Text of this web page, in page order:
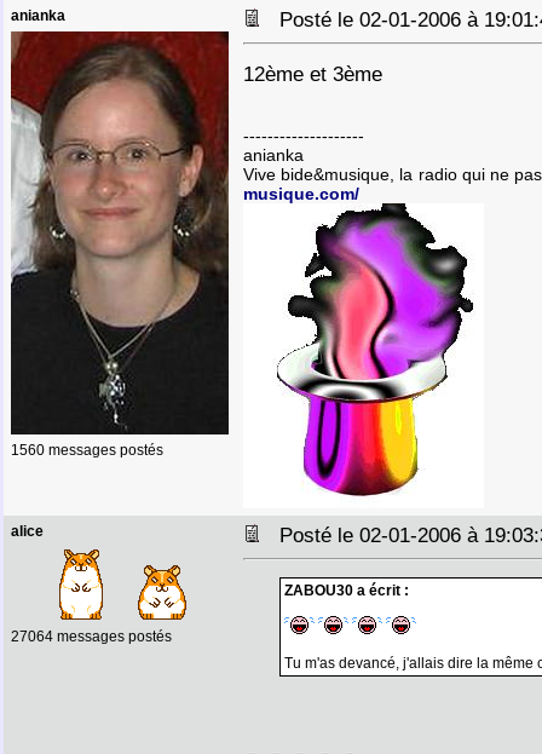
anianka
1560 messages postés
Posté le 02-01-2006 à
12ème et 3ème
--------------------
anianka
Vive bide&musique, la radio qui ne
musique.com/
alice
27064 messages postés
Posté le 02-01-2006 à
ZABOU30 a écrit :
Tu m'as devancé, j'allais dire la même